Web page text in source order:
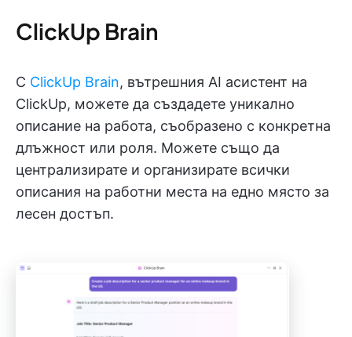
ClickUp Brain
С ClickUp Brain, вътрешния AI асистент на
ClickUp, можете да създадете уникално
описание на работа, съобразено с конкретна
длъжност или роля. Можете също да
централизирате и организирате всички
описания на работни места на едно място за
лесен достъп.